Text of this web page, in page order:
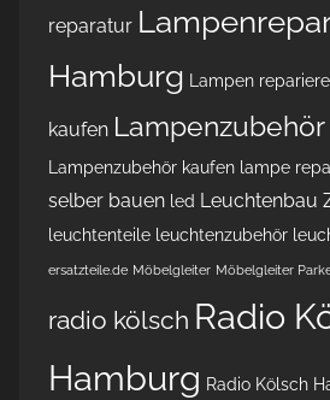
reparatur
Hamburg Lampen
kaufen
Lampenzubehör kaufen lampe
selber bauen led Leuchtenbau
leuchtenteile leuchtenzubehör
ersatzteile.de Möbelgleiter Möbelgleiter
radio kölsch Radio
Hamburg Radio Kölsch